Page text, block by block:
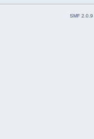
SMF 2.0.9